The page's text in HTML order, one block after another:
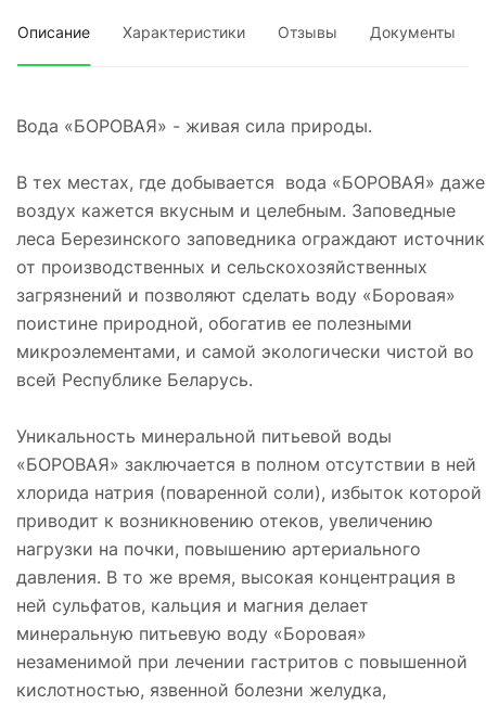
Описание Характеристики Отзывы Документы
Вода «БОРОВАЯ» - живая сила природы.
В тех местах, где добывается вода «БОРОВАЯ» даже
воздух кажется вкусным и целебным. Заповедные
леса Березинского заповедника ограждают источник
от производственных и сельскохозяйственных
загрязнений и позволяют сделать воду «Боровая»
поистине природной, обогатив ее полезными
микроэлементами, и самой экологически чистой во
всей Республике Беларусь.
Уникальность минеральной питьевой воды
«БОРОВАЯ» заключается в полном отсутствии в ней
хлорида натрия (поваренной соли), избыток которой
приводит к возникновению отеков, увеличению
нагрузки на почки, повышению артериального
давления. В то же время, высокая концентрация в
ней сульфатов, кальция и магния делает
минеральную питьевую воду «Боровая»
незаменимой при лечении гастритов с повышенной
кислотностью, язвенной болезни желудка,